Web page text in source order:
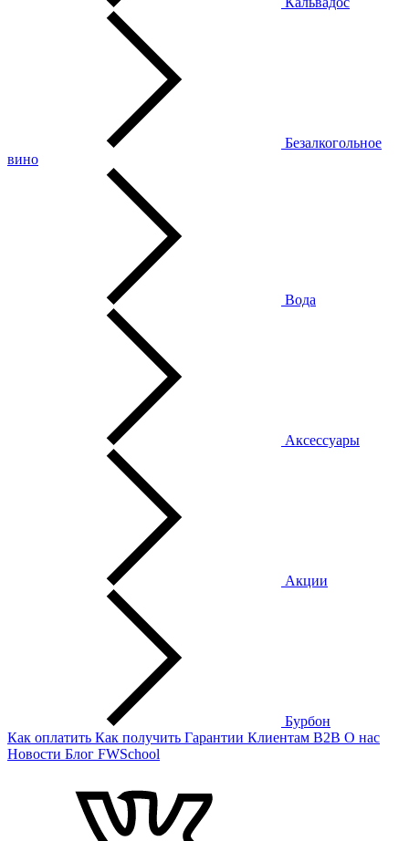
Безалкогольное
вино
Вода
Аксессуары
Акции
Бурбон
Как оплатить Как получить Гарантии Клиентам B2B О нас
Новости Блог FWSchool